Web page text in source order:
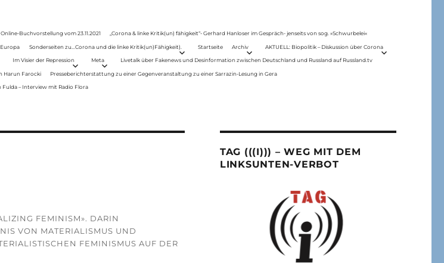
Buchvorstellung vom 23.11.2021 „Corona & linke Kritik(un) fähigkeit“- Gerhard Hanloser im Gespräch- jenseits von sog. »Schwurbelei«
Sonderseiten zu…Corona und die linke Kritik(un)Fähigkeit). Startseite Archiv AKTUELL: Biopolitik – Diskussion über Corona
Im Visier der Repression Meta Livetalk über Fakenews und Desinformation zwischen Deutschland und Russland auf Russland.tv
Harun Farocki Presseberichterstattung zu einer Gegenveranstaltung zu einer Sarrazin-Lesung in Gera
Fulda – Interview mit Radio Flora
FEMINISM». DARIN
VON MATERIALISMUS UND
FEMINISMUS AUF DER
TAG (((I))) – WEG MIT DEM
LINKSUNTEN-VERBOT